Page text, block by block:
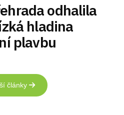
odhalila
hladina
plavbu
články